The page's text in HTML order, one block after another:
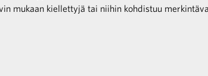
mukaan kiellettyjä tai niihin kohdistuu